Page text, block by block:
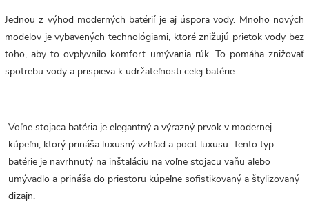
Jednou z výhod moderných batérií je aj úspora vody. Mnoho nových
modelov je vybavených technológiami, ktoré znižujú prietok vody bez
toho, aby to ovplyvnilo komfort umývania rúk. To pomáha znižovať
spotrebu vody a prispieva k udržateľnosti celej batérie.
Voľne stojaca batéria je elegantný a výrazný prvok v modernej
kúpeľni, ktorý prináša luxusný vzhľad a pocit luxusu. Tento typ
batérie je navrhnutý na inštaláciu na voľne stojacu vaňu alebo
umývadlo a prináša do priestoru kúpeľne sofistikovaný a štylizovaný
dizajn.